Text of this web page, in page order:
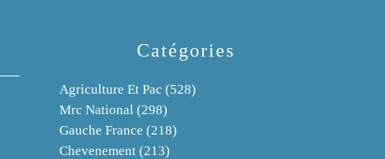
Catégories
Agriculture Et Pac (528)
Mrc National (298)
Gauche France (218)
Chevenement (213)